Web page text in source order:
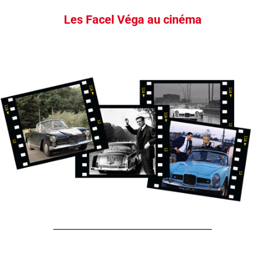
Les Facel Véga au cinéma